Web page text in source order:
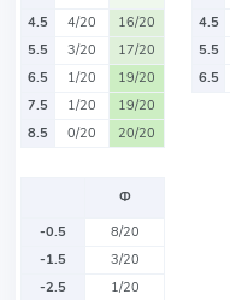
4.5
4/20
16/20
5.5
3/20
17/20
6.5
1/20
19/20
7.5
1/20
19/20
8.5
0/20 20/20
4.5
5.5
6.5
Ф
-0.5
8/20
-1.5
3/20
-2.5
1/20